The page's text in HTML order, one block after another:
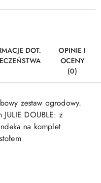
DOT.
OPINIE I
OCENY
(0)
zestaw ogrodowy.
JULIE DOUBLE: z
na komplet